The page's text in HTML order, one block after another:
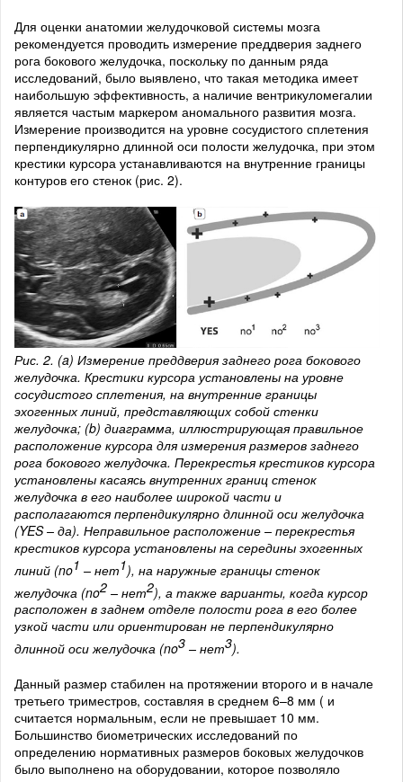
Для оценки анатомии желудочковой системы мозга
рекомендуется проводить измерение преддверия заднего
рога бокового желудочка, поскольку по данным ряда
исследований, было выявлено, что такая методика имеет
наибольшую эффективность, а наличие вентрикуломегалии
является частым маркером аномального развития мозга.
Измерение производится на уровне сосудистого сплетения
перпендикулярно длинной оси полости желудочка, при этом
крестики курсора устанавливаются на внутренние границы
контуров его стенок (рис. 2).
Рис. 2. (a) Измерение преддверия заднего рога бокового
желудочка. Крестики курсора установлены на уровне
сосудистого сплетения, на внутренние границы
эхогенных линий, представляющих собой стенки
желудочка; (b) диаграмма, иллюстрирующая правильное
расположение курсора для измерения размеров заднего
рога бокового желудочка. Перекрестья крестиков курсора
установлены касаясь внутренних границ стенок
желудочка в его наиболее широкой части и
располагаются перпендикулярно длинной оси желудочка
(YES – да). Неправильное расположение – перекрестья
крестиков курсора установлены на середины эхогенных
линий (no1 – нет1), на наружные границы стенок
желудочка (no2 – нет2), а также варианты, когда курсор
расположен в заднем отделе полости рога в его более
узкой части или ориентирован не перпендикулярно
длинной оси желудочка (no3 – нет3).
Данный размер стабилен на протяжении второго и в начале
третьего триместров, составляя в среднем 6–8 мм ( и
считается нормальным, если не превышает 10 мм.
Большинство биометрических исследований по
определению нормативных размеров боковых желудочков
было выполнено на оборудовании, которое позволяло